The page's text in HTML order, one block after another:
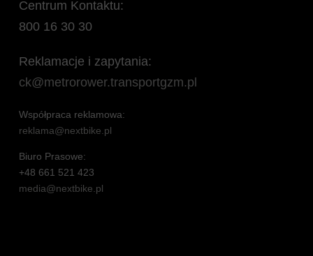
Centrum Kontaktu:
800 16 30 30
Reklamacje i zapytania:
ck@metrorower.transportgzm.pl
Współpraca reklamowa:
reklama@nextbike.pl
Biuro Prasowe:
+48 661 521 423
media@nextbike.pl